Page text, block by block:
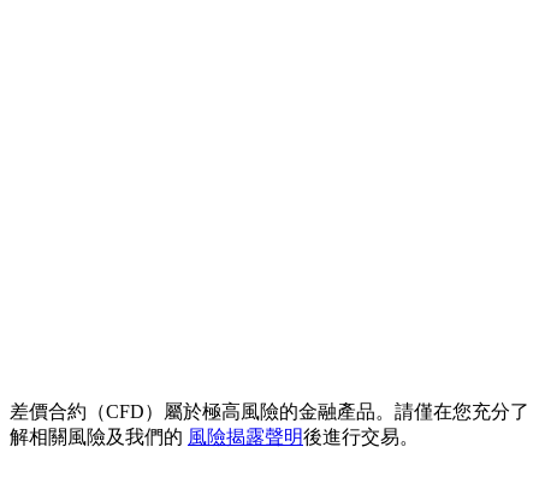
差價合約（CFD）屬於極高風險的金融產品。請僅在您充分了
解相關風險及我們的 風險揭露聲明後進行交易。